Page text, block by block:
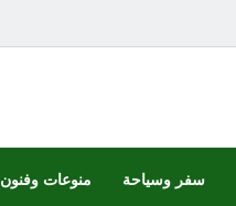
سفر وسياحة منوعات وفنون